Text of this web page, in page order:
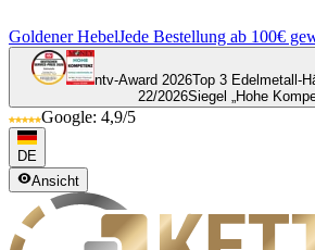
Goldener HebelJede Bestellung ab 100€
ntv-Award 2026Top 3 Edelmetall-
22/2026Siegel „Hohe
Google: 4,9/5
DE
Ansicht